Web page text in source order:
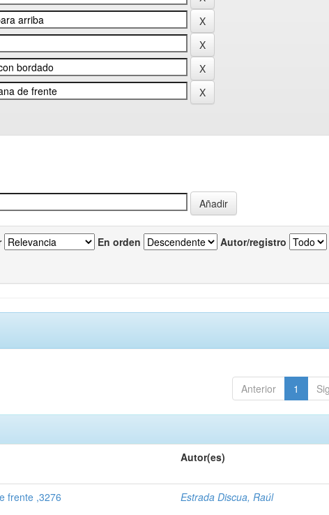
En orden Autor/registro
Anterior 1
Autor(es)
frente ,3276 Estrada Discua, Raúl